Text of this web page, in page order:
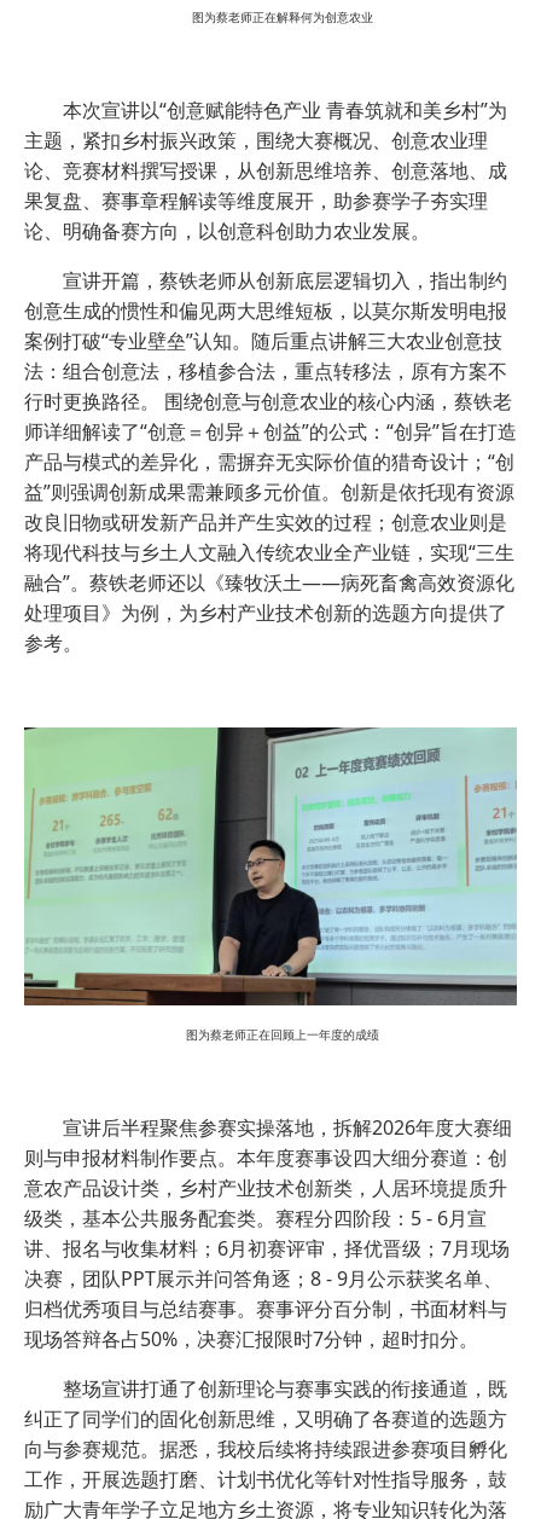
图为蔡老师正在解释何为创意农业
本次宣讲以“创意赋能特色产业 青春筑就和美乡村”为
主题，紧扣乡村振兴政策，围绕大赛概况、创意农业理
论、竞赛材料撰写授课，从创新思维培养、创意落地、成
果复盘、赛事章程解读等维度展开，助参赛学子夯实理
论、明确备赛方向，以创意科创助力农业发展。
宣讲开篇，蔡铁老师从创新底层逻辑切入，指出制约
创意生成的惯性和偏见两大思维短板，以莫尔斯发明电报
案例打破“专业壁垒”认知。随后重点讲解三大农业创意技
法：组合创意法，移植参合法，重点转移法，原有方案不
行时更换路径。 围绕创意与创意农业的核心内涵，蔡铁老
师详细解读了“创意＝创异＋创益”的公式：“创异”旨在打造
产品与模式的差异化，需摒弃无实际价值的猎奇设计；“创
益”则强调创新成果需兼顾多元价值。创新是依托现有资源
改良旧物或研发新产品并产生实效的过程；创意农业则是
将现代科技与乡土人文融入传统农业全产业链，实现“三生
融合”。蔡铁老师还以《臻牧沃土——病死畜禽高效资源化
处理项目》为例，为乡村产业技术创新的选题方向提供了
参考。
图为蔡老师正在回顾上一年度的成绩
宣讲后半程聚焦参赛实操落地，拆解2026年度大赛细
则与申报材料制作要点。本年度赛事设四大细分赛道：创
意农产品设计类，乡村产业技术创新类，人居环境提质升
级类，基本公共服务配套类。赛程分四阶段：5 - 6月宣
讲、报名与收集材料；6月初赛评审，择优晋级；7月现场
决赛，团队PPT展示并问答角逐；8 - 9月公示获奖名单、
归档优秀项目与总结赛事。赛事评分百分制，书面材料与
现场答辩各占50%，决赛汇报限时7分钟，超时扣分。
整场宣讲打通了创新理论与赛事实践的衔接通道，既
纠正了同学们的固化创新思维，又明确了各赛道的选题方
向与参赛规范。据悉，我校后续将持续跟进参赛项目孵化
工作，开展选题打磨、计划书优化等针对性指导服务，鼓
励广大青年学子立足地方乡土资源，将专业知识转化为落